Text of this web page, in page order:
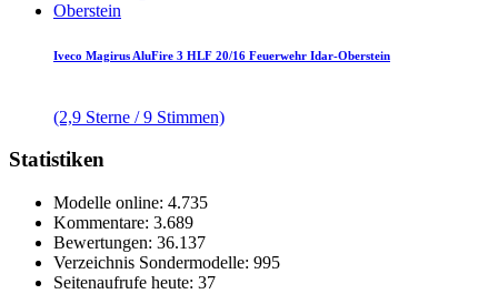
Iveco Magirus AluFire 3 HLF 20/16 Feuerwehr Idar-Oberstein
(2,9 Sterne / 9 Stimmen)
Statistiken
Modelle online: 4.735
Kommentare: 3.689
Bewertungen: 36.137
Verzeichnis Sondermodelle: 995
Seitenaufrufe heute: 37